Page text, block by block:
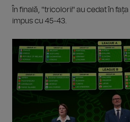
În finală, "tricolorii" au cedat în
impus cu 45-43.